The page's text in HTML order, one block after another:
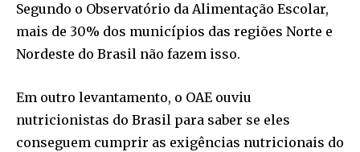
Segundo o Observatório da Alimentação Escolar,
mais de 30% dos municípios das regiões Norte e
Nordeste do Brasil não fazem isso.
Em outro levantamento, o OAE ouviu
nutricionistas do Brasil para saber se eles
conseguem cumprir as exigências nutricionais do